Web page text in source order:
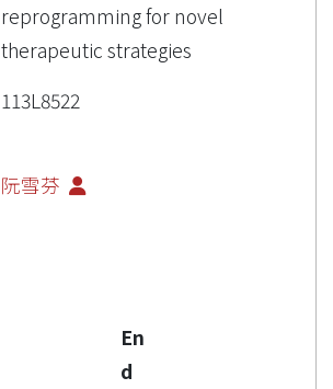
reprogramming for novel
therapeutic strategies
113L8522
阮雪芬
En
d